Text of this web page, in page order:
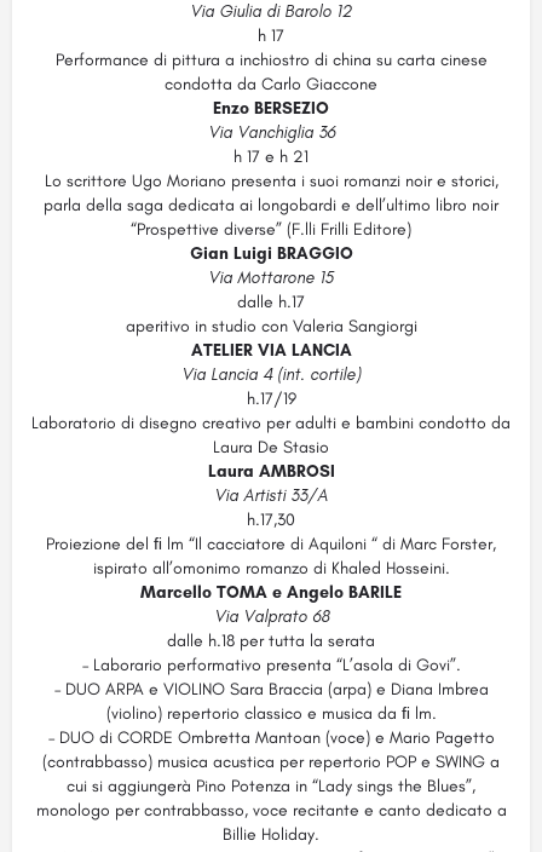
Via Giulia di Barolo 12
h 17
Performance di pittura a inchiostro di china su carta cinese
condotta da Carlo Giaccone
Enzo BERSEZIO
Via Vanchiglia 36
h 17 e h 21
Lo scrittore Ugo Moriano presenta i suoi romanzi noir e storici,
parla della saga dedicata ai longobardi e dell’ultimo libro noir
“Prospettive diverse” (F.lli Frilli Editore)
Gian Luigi BRAGGIO
Via Mottarone 15
dalle h.17
aperitivo in studio con Valeria Sangiorgi
ATELIER VIA LANCIA
Via Lancia 4 (int. cortile)
h.17/19
Laboratorio di disegno creativo per adulti e bambini condotto da
Laura De Stasio
Laura AMBROSI
Via Artisti 33/A
h.17,30
Proiezione del ﬁ lm “Il cacciatore di Aquiloni “ di Marc Forster,
ispirato all’omonimo romanzo di Khaled Hosseini.
Marcello TOMA e Angelo BARILE
Via Valprato 68
dalle h.18 per tutta la serata
– Laborario performativo presenta “L’asola di Govi”.
– DUO ARPA e VIOLINO Sara Braccia (arpa) e Diana Imbrea
(violino) repertorio classico e musica da ﬁ lm.
– DUO di CORDE Ombretta Mantoan (voce) e Mario Pagetto
(contrabbasso) musica acustica per repertorio POP e SWING a
cui si aggiungerà Pino Potenza in “Lady sings the Blues”,
monologo per contrabbasso, voce recitante e canto dedicato a
Billie Holiday.